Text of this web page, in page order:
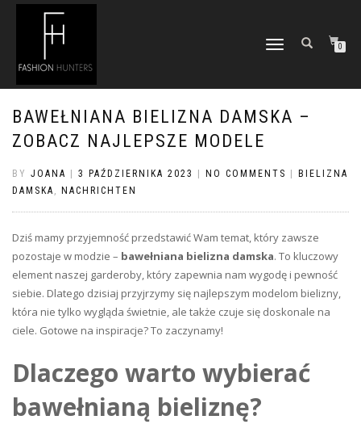
TOGGLE
0
BAWEŁNIANA BIELIZNA DAMSKA –
ZOBACZ NAJLEPSZE MODELE
BY JOANA 3 PAŹDZIERNIKA 2023 NO COMMENTS
BIELIZNA
DAMSKA , NACHRICHTEN
Dziś mamy przyjemność przedstawić Wam temat, który zawsze
pozostaje w modzie – bawełniana bielizna damska. To kluczowy
element naszej garderoby, który zapewnia nam wygodę i pewność
siebie. Dlatego dzisiaj przyjrzymy się najlepszym modelom bielizny,
która nie tylko wygląda świetnie, ale także czuje się doskonale na
ciele. Gotowe na inspiracje? To zaczynamy!
Dlaczego warto wybierać
bawełnianą bieliznę?